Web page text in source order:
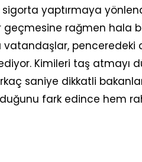
sigorta yaptırmaya
geçmesine rağmen hala
vatandaşlar, penceredeki
Kimileri taş atmayı
saniye dikkatli
fark edince hem